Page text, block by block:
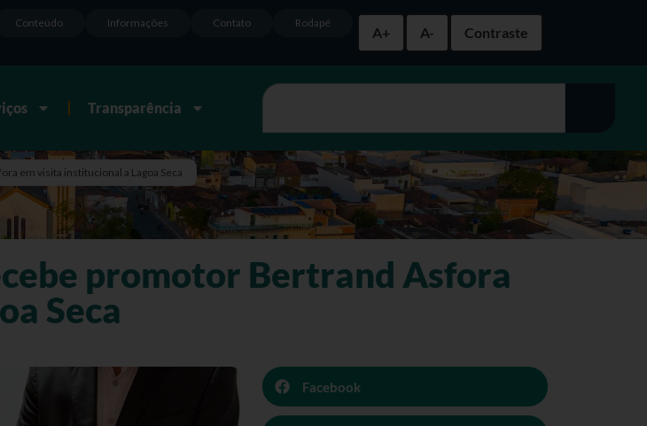
A+
A- Contraste
Rodapé
Contato
Informações
Conteúdo
Transparência
em visita institucional a Lagoa Seca
promotor Bertrand Asfora
Seca
Facebook